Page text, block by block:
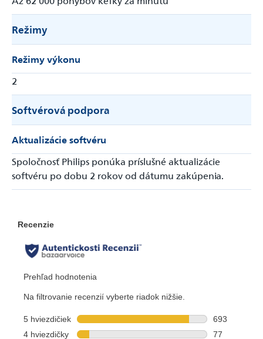
Režimy
Režimy výkonu
2
Softvérová podpora
Aktualizácie softvéru
Spoločnosť Philips ponúka príslušné aktualizácie
softvéru po dobu 2 rokov od dátumu zakúpenia.